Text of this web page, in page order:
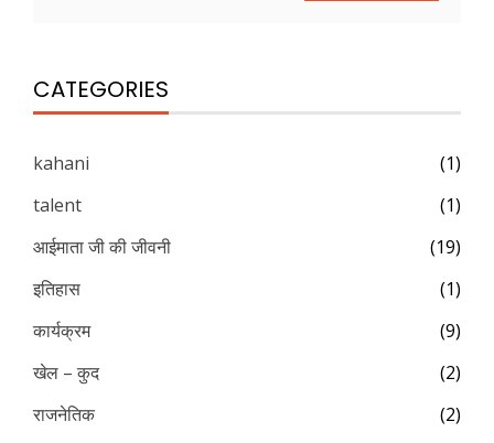
CATEGORIES
kahani
(1)
talent
(1)
आईमाता जी की जीवनी
(19)
इतिहास
(1)
कार्यक्रम
(9)
खेल – कुद
(2)
राजनेतिक
(2)